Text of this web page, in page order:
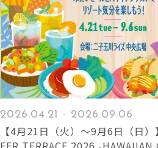
2026.04.21 - 2026.09.06
【4月21日（火）～9月6日（日